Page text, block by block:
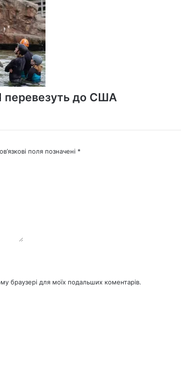
перевезуть до США
поля позначені *
браузері для моїх подальших коментарів.